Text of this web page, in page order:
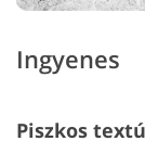
Ingyenes
Piszkos